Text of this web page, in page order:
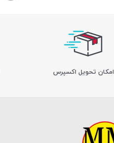
اﻣﮑﺎن ﺗﺤﻮﯾﻞ اﮐﺴﭙﺮس